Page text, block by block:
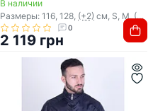
В наличии
Размеры: 116, 128, (+2) см, S, M, (+3)
0
2 119 грн